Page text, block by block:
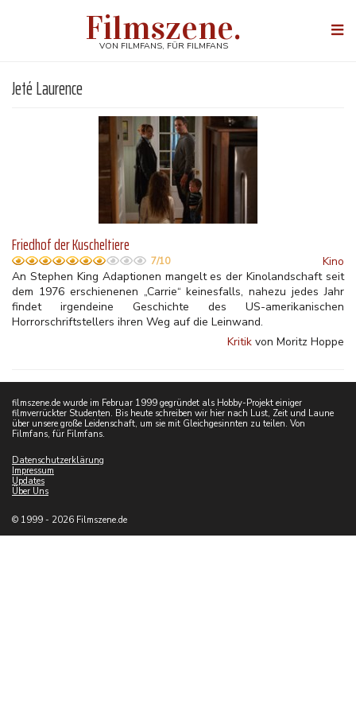
Filmszene.
VON FILMFANS, FÜR FILMFANS
Jeté Laurence
Friedhof der Kuscheltiere
7/10
Kino
An Stephen King Adaptionen mangelt es der Kinolandschaft seit
dem 1976 erschienenen „Carrie“ keinesfalls, nahezu jedes Jahr
findet irgendeine Geschichte des US-amerikanischen
Horrorschriftstellers ihren Weg auf die Leinwand.
Kritik von Moritz Hoppe
filmszene.de wurde im Februar 1999 gegründet als Hobby-Projekt einiger
filmverrückter Studenten. Bis heute schreiben wir hier nach Lust, Zeit und Laune
über unsere große Leidenschaft, um sie mit Gleichgesinnten zu teilen. Von
Filmfans, für Filmfans.
Datenschutzerklärung
Impressum
Updates
Über Uns
© 1999 - 2026 Filmszene.de